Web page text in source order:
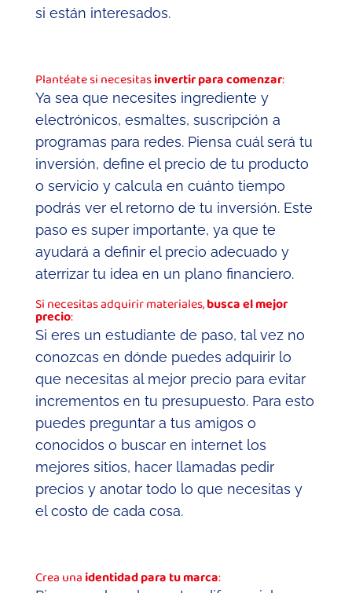
si están interesados.
Plantéate si necesitasinvertir para comenzar:
Ya sea que necesites ingrediente y
electrónicos, esmaltes, suscripción a
programas para redes. Piensa cuál será tu
inversión, define el precio de tu producto
o servicio y calcula en cuánto tiempo
podrás ver el retorno de tu inversión. Este
paso es super importante, ya que te
ayudará a definir el precio adecuado y
aterrizar tu idea en un plano financiero.
Si necesitas adquirir materiales,busca el mejor
precio:
Si eres un estudiante de paso, tal vez no
conozcas en dónde puedes adquirir lo
que necesitas al mejor precio para evitar
incrementos en tu presupuesto. Para esto
puedes preguntar a tus amigos o
conocidos o buscar en internet los
mejores sitios, hacer llamadas pedir
precios y anotar todo lo que necesitas y
el costo de cada cosa.
Crea unaidentidad para tu marca: